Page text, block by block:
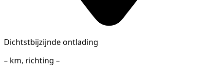
Dichtstbijzijnde ontlading
– km, richting –